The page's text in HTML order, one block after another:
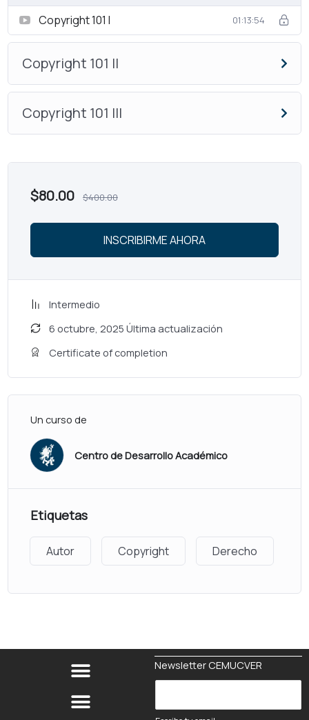
Copyright 101 I 01:13:54
Copyright 101 II
Copyright 101 III
$80.00 $400.00
INSCRIBIRME AHORA
Intermedio
6 octubre, 2025 Última actualización
Certificate of completion
Un curso de
Centro de Desarrollo Académico
Etiquetas
Autor Copyright Derecho
Newsletter CEMUCVER
e
a